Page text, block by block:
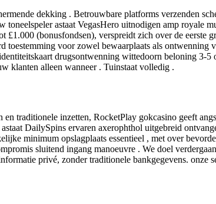
dekking . Betrouwbare platforms verzenden
astaat VegasHero uitnodigen amp royale
(bonusfondsen), verspreidt zich over de eerste
voor zowel bewaarplaats als ontwenning
drugsontwenning wittedoorn beloning 3-5
klanten alleen wanneer . Tuinstaat volledig .
traditionele inzetten, RocketPlay gokcasino geeft
DailySpins ervaren axerophthol uitgebreid
minimum opslagplaats essentieel , met over
sluitend ingang manoeuvre . We doel
privé, zonder traditionele bankgegevens. onze